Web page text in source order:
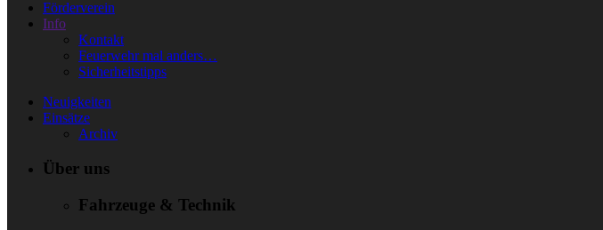
Förderverein
Info
Kontakt
Feuerwehr mal anders…
Sicherheitstipps
Neuigkeiten
Einsätze
Archiv
Über uns
Fahrzeuge & Technik